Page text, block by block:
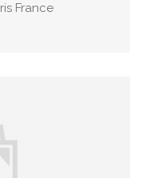
France